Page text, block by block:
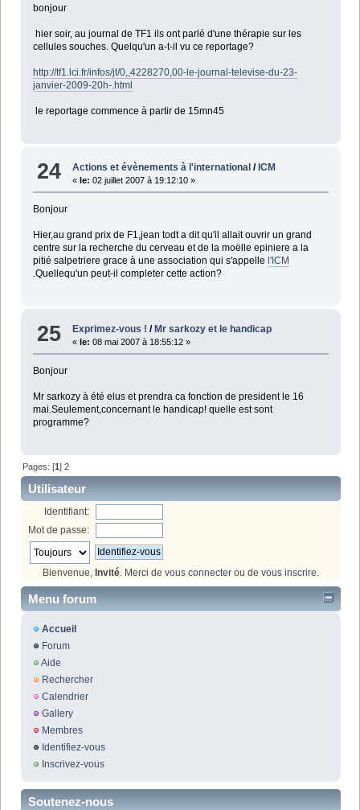
bonjour
hier soir, au journal de TF1 ils ont parlé d'une thérapie sur les
cellules souches. Quelqu'un a-t-il vu ce reportage?
http://tf1.lci.fr/infos/jt/0,,4228270,00-le-journal-televise-du-23-
janvier-2009-20h-.html
le reportage commence à partir de 15mn45
24 Actions et évènements à l'international /ICM
«le: 02 juillet 2007 à 19:12:10 »
Bonjour
Hier,au grand prix de F1,jean todt a dit qu'il allait ouvrir un grand
centre sur la recherche du cerveau et de la moëlle epiniere a la
pitié salpetriere grace à une association qui s'appelle l'ICM
.Quellequ'un peut-il completer cette action?
25 Exprimez-vous ! / Mr sarkozy et le handicap
«le: 08 mai 2007 à 18:55:12 »
Bonjour
Mr sarkozy à été elus et prendra ca fonction de president le 16
mai.Seulement,concernant le handicap! quelle est sont
programme?
Pages: [1]2
Utilisateur
Identifiant:
Mot de passe:
Bienvenue, Invité. Merci de vous connecter ou de vous inscrire.
Menu forum
Accueil
Forum
Aide
Rechercher
Calendrier
Gallery
Membres
Identifiez-vous
Inscrivez-vous
Soutenez-nous